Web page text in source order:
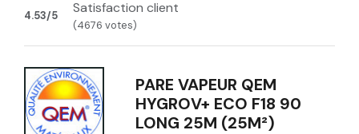
4.53/5 Satisfaction client
(4676 votes)
PARE VAPEUR QEM
HYGROV+ ECO F18 90
LONG 25M (25M²)